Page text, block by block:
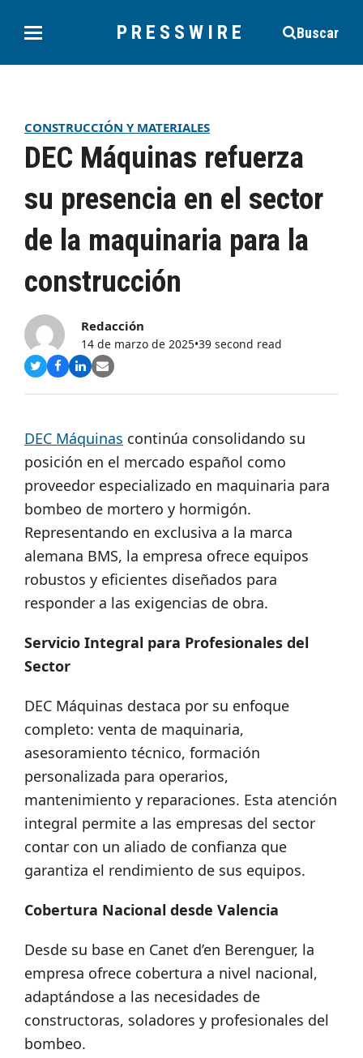
PRESSWIRE Buscar
CONSTRUCCIÓN Y MATERIALES
DEC Máquinas refuerza
su presencia en el sector
de la maquinaria para la
construcción
Redacción
14 de marzo de 2025•39 second read
Compartir
Twitter
Compartir
Facebook
Compartir
LinkedIn
Share
Email
DEC Máquinas continúa consolidando su
posición en el mercado español como
proveedor especializado en maquinaria para
bombeo de mortero y hormigón.
Representando en exclusiva a la marca
alemana BMS, la empresa ofrece equipos
robustos y eficientes diseñados para
responder a las exigencias de obra.
Servicio Integral para Profesionales del
Sector
DEC Máquinas destaca por su enfoque
completo: venta de maquinaria,
asesoramiento técnico, formación
personalizada para operarios,
mantenimiento y reparaciones. Esta atención
integral permite a las empresas del sector
contar con un aliado de confianza que
garantiza el rendimiento de sus equipos.
Cobertura Nacional desde Valencia
Desde su base en Canet d’en Berenguer, la
empresa ofrece cobertura a nivel nacional,
adaptándose a las necesidades de
constructoras, soladores y profesionales del
bombeo.